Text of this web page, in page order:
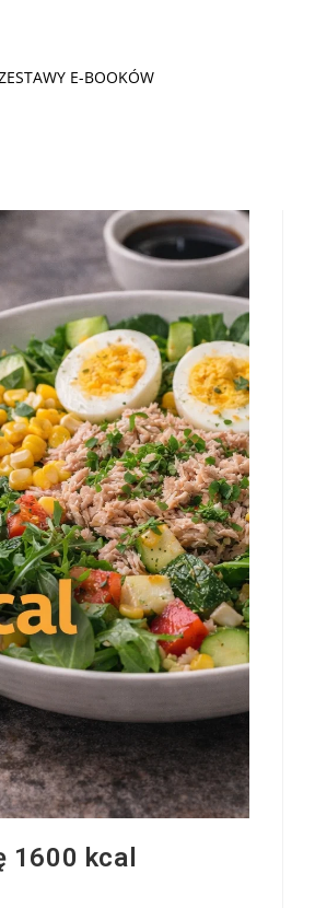
E-BOOKÓW
1600 kcal